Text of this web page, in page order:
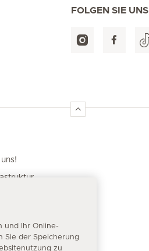
FOLGEN SIE UNS
und Ihr Online-
Sie der Speicherung
zu